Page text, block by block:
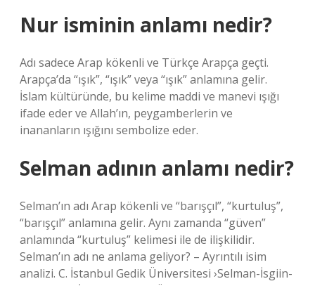
Nur isminin anlamı nedir?
Adı sadece Arap kökenli ve Türkçe Arapça geçti.
Arapça’da “ışık”, “ışık” veya “ışık” anlamına gelir.
İslam kültüründe, bu kelime maddi ve manevi ışığı
ifade eder ve Allah’ın, peygamberlerin ve
inananların ışığını sembolize eder.
Selman adının anlamı nedir?
Selman’ın adı Arap kökenli ve “barışçıl”, “kurtuluş”,
“barışçıl” anlamına gelir. Aynı zamanda “güven”
anlamında “kurtuluş” kelimesi ile de ilişkilidir.
Selman’ın adı ne anlama geliyor? – Ayrıntılı isim
analizi. C. İstanbul Gedik Üniversitesi ›Selman-İsgiin-